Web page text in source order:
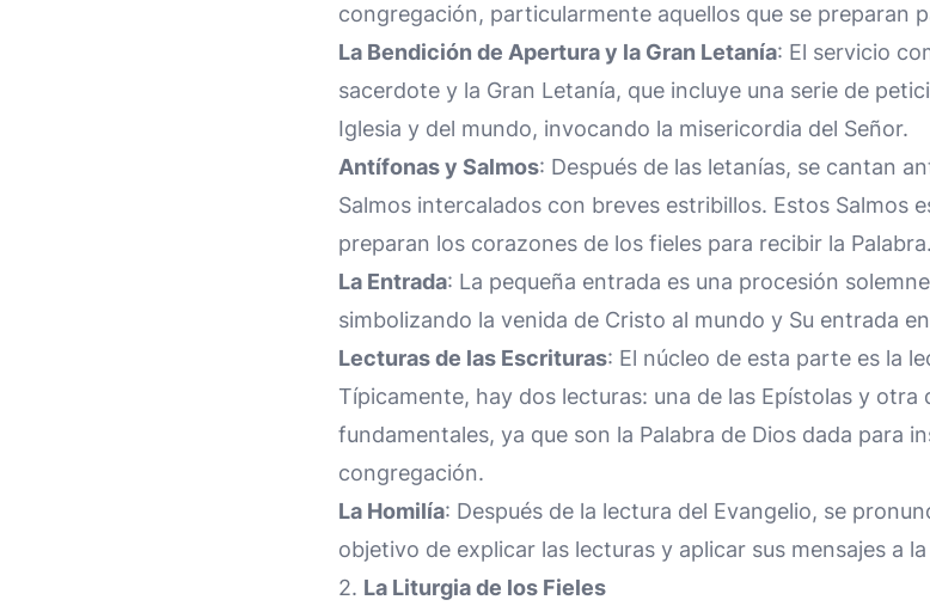
congregación, particularmente aquellos que se preparan
La Bendición de Apertura y la Gran Letanía: El servicio
sacerdote y la Gran Letanía, que incluye una serie de
Iglesia y del mundo, invocando la misericordia del Señor.
Antífonas y Salmos: Después de las letanías, se cantan
Salmos intercalados con breves estribillos. Estos Salmos
preparan los corazones de los fieles para recibir la Palabra.
La Entrada: La pequeña entrada es una procesión
simbolizando la venida de Cristo al mundo y Su entrada
Lecturas de las Escrituras: El núcleo de esta parte es la
Típicamente, hay dos lecturas: una de las Epístolas y otra
fundamentales, ya que son la Palabra de Dios dada para
congregación.
La Homilía: Después de la lectura del Evangelio, se
objetivo de explicar las lecturas y aplicar sus mensajes a
2. La Liturgia de los Fieles